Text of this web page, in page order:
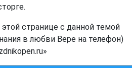
странице с данной темой
в любви Вере на телефон)